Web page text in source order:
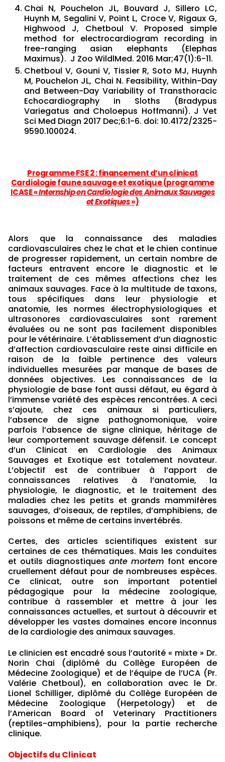
Chai N, Pouchelon JL, Bouvard J, Sillero LC,
Huynh M, Segalini V, Point L, Croce V, Rigaux G,
Highwood J, Chetboul V. Proposed simple
method for electrocardiogram recording in
free-ranging asian elephants (Elephas
Maximus). J Zoo WildlMed. 2016 Mar;47(1):6-11.
Chetboul V, Gouni V, Tissier R, Soto MJ, Huynh
M, Pouchelon JL, Chai N. Feasibility, Within-Day
and Between-Day Variability of Transthoracic
Echocardiography in Sloths (Bradypus
Variegatus and Choloepus Hoffmanni). J Vet
Sci Med Diagn 2017 Dec;6:1-6. doi: 10.4172/2325-
9590.100024.
Programme FSE 2 : financement d’un clinicat
Cardiologie faune sauvage et exotique (programme
ICASE «Internship en Cardiologie des Animaux Sauvages
et Exotiques»)
Alors que la connaissance des maladies
cardiovasculaires chez le chat et le chien continue
de progresser rapidement, un certain nombre de
facteurs entravent encore le diagnostic et le
traitement de ces mêmes affections chez les
animaux sauvages. Face à la multitude de taxons,
tous spécifiques dans leur physiologie et
anatomie, les normes électrophysiologiques et
ultrasonores cardiovasculaires sont rarement
évaluées ou ne sont pas facilement disponibles
pour le vétérinaire. L’établissement d’un diagnostic
d’affection cardiovasculaire reste ainsi difficile en
raison de la faible pertinence des valeurs
individuelles mesurées par manque de bases de
données objectives. Les connaissances de la
physiologie de base font aussi défaut, eu égard à
l’immense variété des espèces rencontrées. A ceci
s’ajoute, chez ces animaux si particuliers,
l’absence de signe pathognomonique, voire
parfois l’absence de signe clinique, héritage de
leur comportement sauvage défensif. Le concept
d’un Clinicat en Cardiologie des Animaux
Sauvages et Exotique est totalement novateur.
L’objectif est de contribuer à l’apport de
connaissances relatives à l’anatomie, la
physiologie, le diagnostic, et le traitement des
maladies chez les petits et grands mammifères
sauvages, d’oiseaux, de reptiles, d’amphibiens, de
poissons et même de certains invertébrés.
Certes, des articles scientifiques existent sur
certaines de ces thématiques. Mais les conduites
et outils diagnostiques ante mortem font encore
cruellement défaut pour de nombreuses espèces.
Ce clinicat, outre son important potentiel
pédagogique pour la médecine zoologique,
contribue à rassembler et mettre à jour les
connaissances actuelles, et surtout à découvrir et
développer les vastes domaines encore inconnus
de la cardiologie des animaux sauvages.
Le clinicien est encadré sous l’autorité « mixte » Dr.
Norin Chai (diplômé du Collège Européen de
Médecine Zoologique) et de l’équipe de l’UCA (Pr.
Valérie Chetboul), en collaboration avec le Dr.
Lionel Schilliger, diplômé du Collège Européen de
Médecine Zoologique (Herpetology) et de
l’American Board of Veterinary Practitioners
(reptiles-amphibiens), pour la partie recherche
clinique.
Objectifs du Clinicat